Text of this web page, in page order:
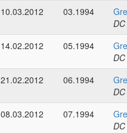
10.03.2012
03.1994
14.02.2012
05.1994
21.02.2012
06.1994
08.03.2012
07.1994